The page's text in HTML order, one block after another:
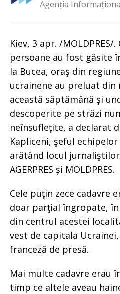
Agenția
Kiev, 3 apr. /MOLDPRES/
persoane au fost găsite
la Bucea, oraş din
ucrainene au preluat
această săptămână şi
descoperite pe străzi
neînsufleţite, a declarat
Kapliceni, şeful echipelor
arătând locul
AGERPRES și MOLDPRES.
Cele puţin zece cadavre
doar parţial îngropate,
din centrul acestei
vest de capitala
franceză de presă.
Mai multe cadavre erau
timp ce altele aveau